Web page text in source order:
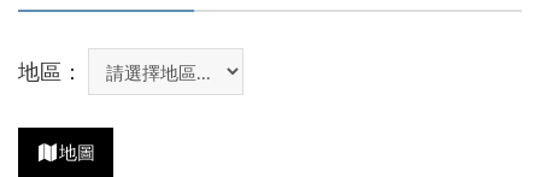
地區：
地圖